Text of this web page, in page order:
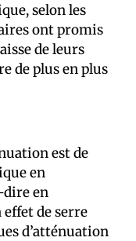
selon les
ont promis
de leurs
de plus en plus
est de
en
dire en
de serre
d’atténuation